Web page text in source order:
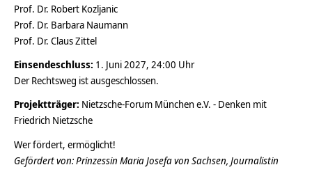
Prof. Dr. Robert Kozljanic
Prof. Dr. Barbara Naumann
Prof. Dr. Claus Zittel
Einsendeschluss: 1. Juni 2027, 24:00 Uhr
Der Rechtsweg ist ausgeschlossen.
Projektträger: Nietzsche-Forum München e.V. - Denken mit
Friedrich Nietzsche
Wer fördert, ermöglicht!
Gefördert von: Prinzessin Maria Josefa von Sachsen, Journalistin